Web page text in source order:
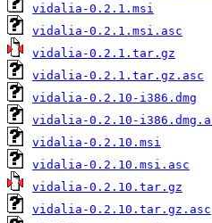
vidalia-0.2.1.msi
vidalia-0.2.1.msi.asc
vidalia-0.2.1.tar.gz
vidalia-0.2.1.tar.gz.asc
vidalia-0.2.10-i386.dmg
vidalia-0.2.10-
vidalia-0.2.10.msi
vidalia-0.2.10.msi.asc
vidalia-0.2.10.tar.gz
vidalia-0.2.10.tar.gz.asc